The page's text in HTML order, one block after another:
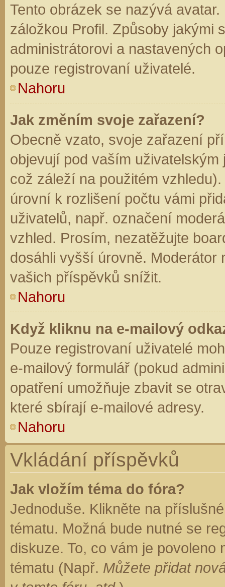
Tento obrázek se nazývá
záložkou Profil. Způsoby jakými
administrátorovi a nastavených
pouze registrovaní uživatelé.
Nahoru
Jak změním svoje zařazení?
Obecně vzato, svoje zařazení
objevují pod vaším
což záleží na použitém
úrovní k rozlišení počtu vámi
uživatelů, např. označení
vzhled. Prosím, nezatěžujte
dosáhli vyšší úrovně. Moderátor
vašich příspěvků snížit.
Nahoru
Když kliknu na e-mailový
Pouze registrovaní uživatelé
e-mailový formulář (pokud
opatření umožňuje zbavit se
které sbírají e-mailové adresy.
Nahoru
Vkládání příspěvků
Jak vložím téma do fóra?
Jednoduše. Klikněte na
tématu. Možná bude nutné se
diskuze. To, co vám je
tématu (Např. Můžete přidat